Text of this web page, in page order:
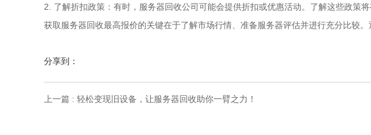
2. 了解折扣政策：有时，服务器回收公司可能会提供折扣或优惠活动。了解这些政策将
获取服务器回收最高报价的关键在于了解市场行情、准备服务器评估并进行充分比较
分享到：
上一篇 : 轻松变现旧设备，让服务器回收助你一臂之力！